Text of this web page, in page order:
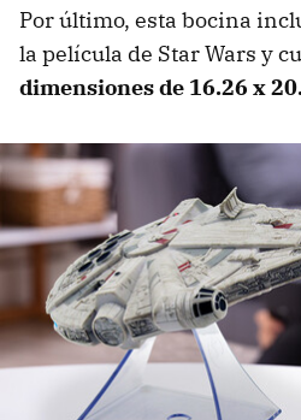
Por último, esta bocina
la película de Star Wars y
dimensiones de 16.26 x